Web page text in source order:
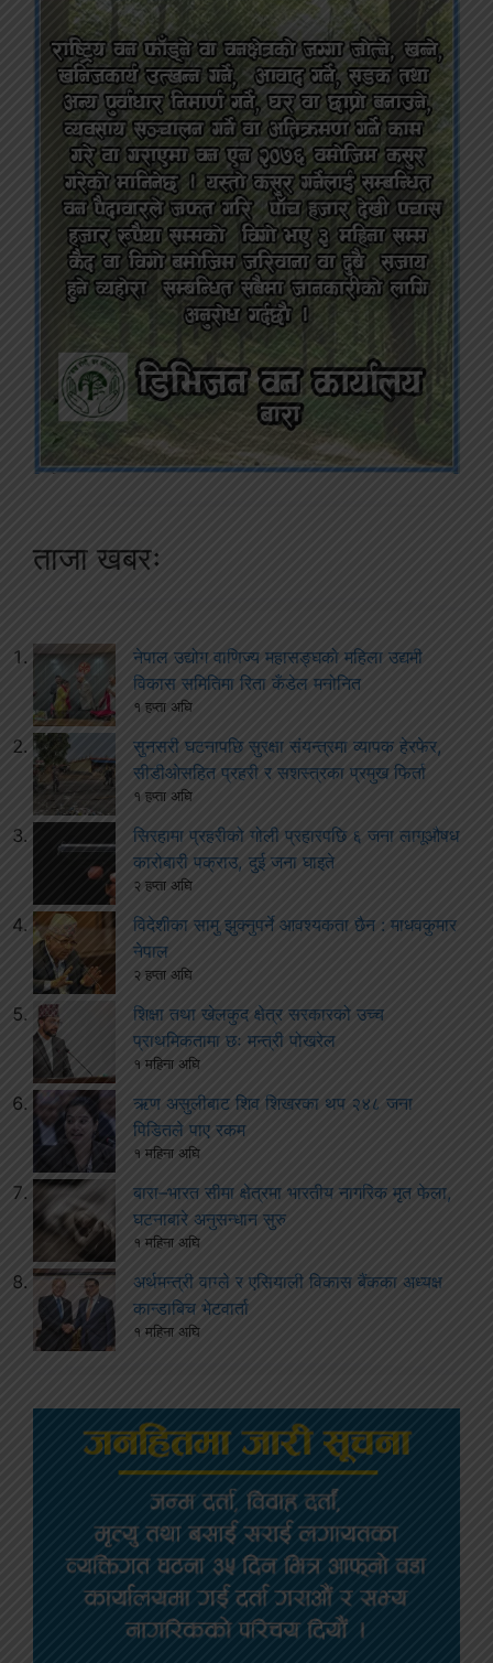
ताजा खबरः
नेपाल उद्योग वाणिज्य महासङ्घको महिला उद्यमी
विकास समितिमा रिता कँडेल मनोनित
१ हप्ता अघि
सुनसरी घटनापछि सुरक्षा संयन्त्रमा व्यापक हेरफेर,
सीडीओसहित प्रहरी र सशस्त्रका प्रमुख फिर्ता
१ हप्ता अघि
सिरहामा प्रहरीको गोली प्रहारपछि ६ जना लागूऔषध
कारोबारी पक्राउ, दुई जना घाइते
२ हप्ता अघि
विदेशीका सामु झुक्नुपर्ने आवश्यकता छैन : माधवकुमार
नेपाल
२ हप्ता अघि
शिक्षा तथा खेलकुद क्षेत्र सरकारको उच्च
प्राथमिकतामा छः मन्त्री पोखरेल
१ महिना अघि
ऋण असुलीबाट शिव शिखरका थप २४८ जना
पिडितले पाए रकम
१ महिना अघि
बारा–भारत सीमा क्षेत्रमा भारतीय नागरिक मृत फेला,
घटनाबारे अनुसन्धान सुरु
१ महिना अघि
अर्थमन्त्री वाग्ले र एसियाली विकास बैंकका अध्यक्ष
कान्डाबिच भेटवार्ता
१ महिना अघि